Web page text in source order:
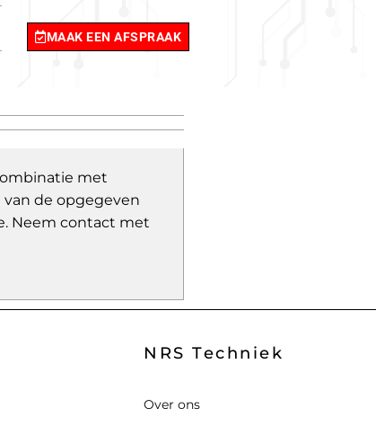
MAAK EEN AFSPRAAK
met
de opgegeven
Neem contact met
NRS Techniek
Over ons